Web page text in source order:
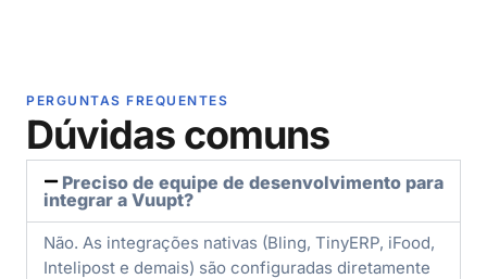
PERGUNTAS FREQUENTES
Dúvidas comuns
Preciso de equipe de desenvolvimento para
integrar a Vuupt?
Não. As integrações nativas (Bling, TinyERP, iFood,
Intelipost e demais) são configuradas diretamente